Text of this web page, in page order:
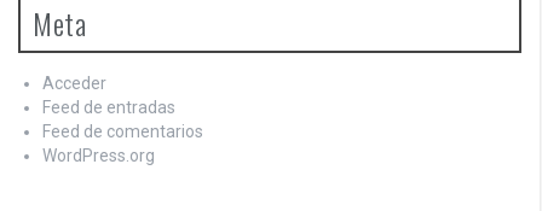
Meta
Acceder
Feed de entradas
Feed de comentarios
WordPress.org